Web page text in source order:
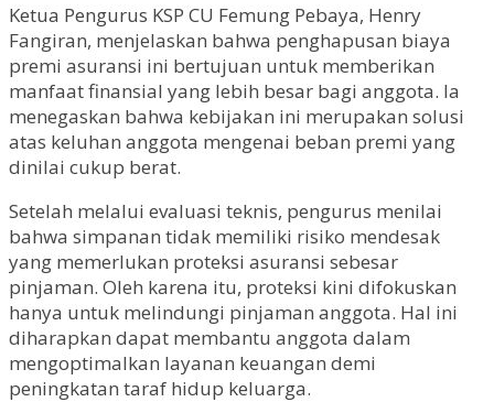
Ketua Pengurus KSP CU Femung Pebaya, Henry
Fangiran, menjelaskan bahwa penghapusan biaya
premi asuransi ini bertujuan untuk memberikan
manfaat finansial yang lebih besar bagi anggota. Ia
menegaskan bahwa kebijakan ini merupakan solusi
atas keluhan anggota mengenai beban premi yang
dinilai cukup berat.
Setelah melalui evaluasi teknis, pengurus menilai
bahwa simpanan tidak memiliki risiko mendesak
yang memerlukan proteksi asuransi sebesar
pinjaman. Oleh karena itu, proteksi kini difokuskan
hanya untuk melindungi pinjaman anggota. Hal ini
diharapkan dapat membantu anggota dalam
mengoptimalkan layanan keuangan demi
peningkatan taraf hidup keluarga.